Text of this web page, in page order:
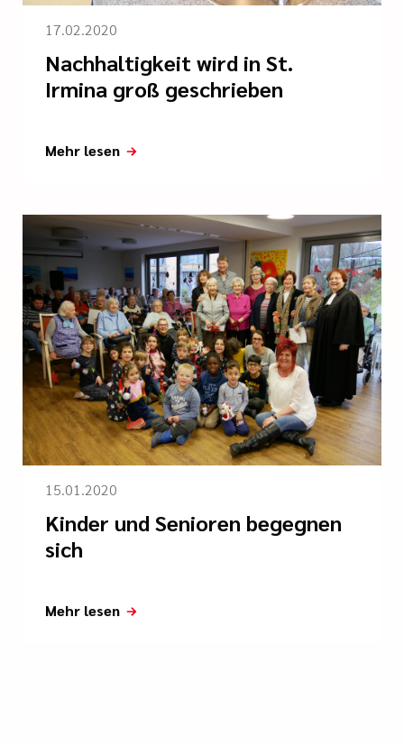
17.02.2020
Nachhaltigkeit wird in St.
Irmina groß geschrieben
Mehr lesen
15.01.2020
Kinder und Senioren begegnen
sich
Mehr lesen